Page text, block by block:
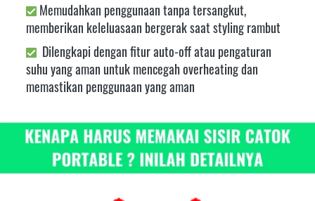
Memudahkan penggunaan tanpa tersangkut,
memberikan keleluasaan bergerak saat styling rambut
Dilengkapi dengan fitur auto-off atau pengaturan
suhu yang aman untuk mencegah overheating dan
memastikan penggunaan yang aman